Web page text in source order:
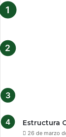
Estructura
26 de marzo